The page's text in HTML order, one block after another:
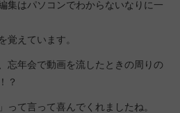
集はパソコンでわからないなりに一
覚えています。
忘年会で動画を流したときの周りの
？
って言って喜んでくれましたね。